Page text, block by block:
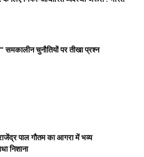
चुनौतियों पर तीखा प्रश्न
पाल गौतम का आगरा में भव्य
निशाना